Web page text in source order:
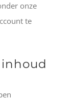
onze
te